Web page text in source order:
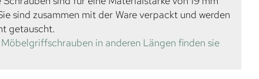
sind zusammen mit der Ware verpackt und werden
getauscht.
in anderen Längen finden sie